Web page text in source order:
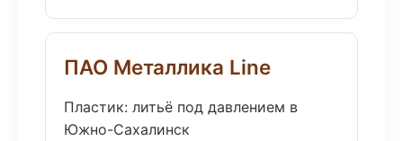
ПАО Металлика Line
Пластик: литьё под давлением в
Южно-Сахалинск